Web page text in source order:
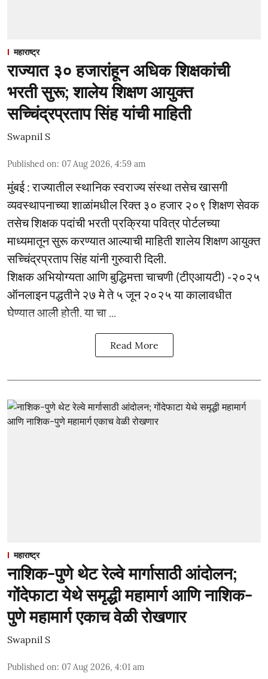
महाराष्ट्र
राज्यात ३० हजारांहून अधिक शिक्षकांची
भरती सुरू; शालेय शिक्षण आयुक्त
सच्चिंद्रप्रताप सिंह यांची माहिती
Swapnil S
Published on: 07 Aug 2026, 4:59 am
मुंबई : राज्यातील स्थानिक स्वराज्य संस्था तसेच खासगी
व्यवस्थापनाच्या शाळांमधील रिक्त ३० हजार २०९ शिक्षण सेवक
तसेच शिक्षक पदांची भरती प्रक्रिया पवित्र पोर्टलच्या
माध्यमातून सुरू करण्यात आल्याची माहिती शालेय शिक्षण आयुक्त
सच्चिंद्रप्रताप सिंह यांनी गुरुवारी दिली.
शिक्षक अभियोग्यता आणि बुद्धिमत्ता चाचणी (टीएआयटी) -२०२५
ऑनलाइन पद्धतीने २७ मे ते ५ जून २०२५ या कालावधीत
घेण्यात आली होती. या चा ...
Read More
महाराष्ट्र
नाशिक-पुणे थेट रेल्वे मार्गासाठी आंदोलन;
गोंदेफाटा येथे समृद्धी महामार्ग आणि नाशिक-
पुणे महामार्ग एकाच वेळी रोखणार
Swapnil S
Published on: 07 Aug 2026, 4:01 am